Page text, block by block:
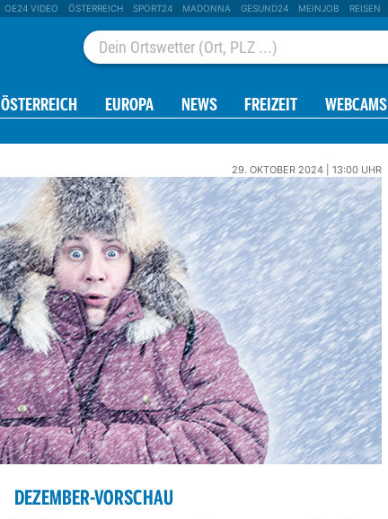
OE24 VIDEO ÖSTERREICH SPORT24 MADONNA GESUND24 MEINJOB REISEN
ÖSTERREICH EUROPA NEWS FREIZEIT WEBCAMS
29. OKTOBER 2024 | 13:00 UHR
DEZEMBER-VORSCHAU